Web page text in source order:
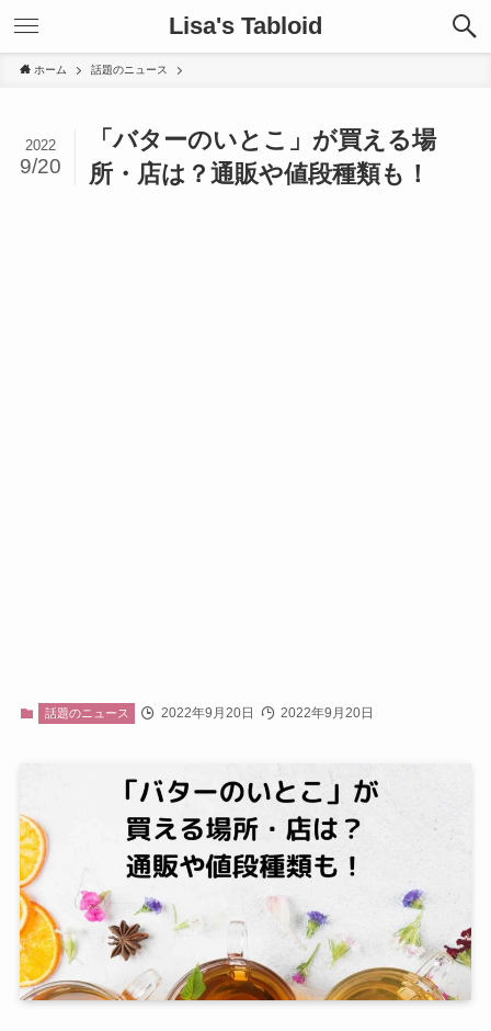
Lisa's Tabloid
ホーム 話題のニュース
「バターのいとこ」が買える場
所・店は？通販や値段種類も！
2022
9/20
話題のニュース 2022年9月20日 2022年9月20日